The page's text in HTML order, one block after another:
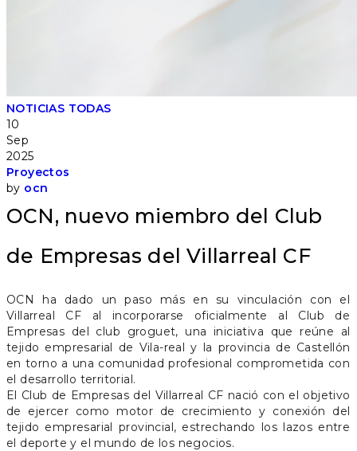
NOTICIAS TODAS
10
Sep
2025
Proyectos
by ocn
OCN, nuevo miembro del Club
de Empresas del Villarreal CF
OCN ha dado un paso más en su vinculación con el
Villarreal CF al incorporarse oficialmente al Club de
Empresas del club groguet, una iniciativa que reúne al
tejido empresarial de Vila-real y la provincia de Castellón
en torno a una comunidad profesional comprometida con
el desarrollo territorial.
El Club de Empresas del Villarreal CF nació con el objetivo
de ejercer como motor de crecimiento y conexión del
tejido empresarial provincial, estrechando los lazos entre
el deporte y el mundo de los negocios.